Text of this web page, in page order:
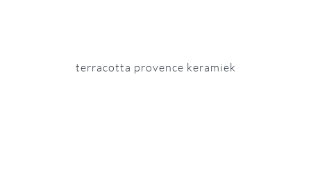
terracotta provence keramiek